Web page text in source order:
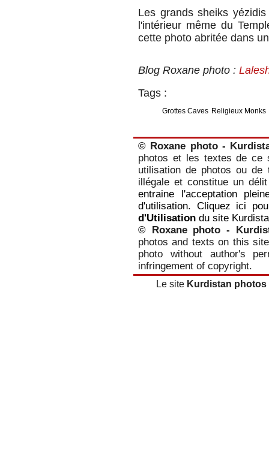
Les grands sheiks
l'intérieur même du
cette photo abritée dans
Blog Roxane photo :
Tags :
Grottes Caves Religieux Monks
© Roxane photo -
photos et les textes de ce
utilisation de photos ou de
illégale et constitue un
entraine l'acceptation
d'utilisation. Cliquez ici
d'Utilisation du site
© Roxane photo -
photos and texts on this
photo without author's
infringement of copyright.
Le site Kurdistan photos